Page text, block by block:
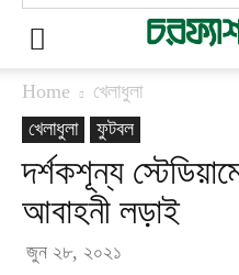
Home
খেলাধুলা
খেলাধুলা
ফুটবল
দর্শকশূন্য
আবাহনী লড়াই
জুন ২৮, ২০২১